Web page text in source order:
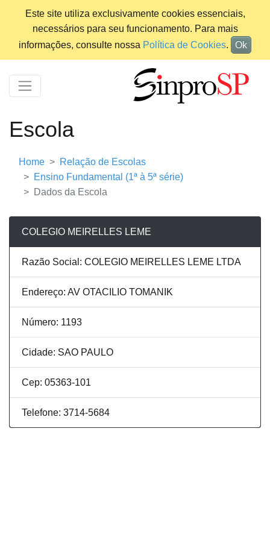
Este site utiliza exclusivamente cookies essenciais,
necessários para seu funcionamento. Para mais
informações, consulte nossa Política de Cookies. Ok
Escola
Home
Relação de Escolas
Ensino Fundamental (1ª à 5ª série)
Dados da Escola
COLEGIO MEIRELLES LEME
Razão Social: COLEGIO MEIRELLES LEME LTDA
Endereço: AV OTACILIO TOMANIK
Número: 1193
Cidade: SAO PAULO
Cep: 05363-101
Telefone: 3714-5684